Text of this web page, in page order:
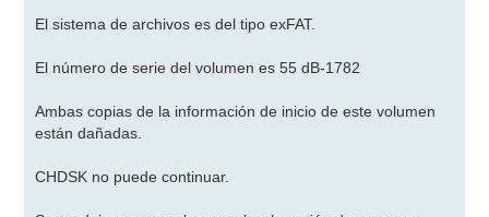
El sistema de archivos es del tipo exFAT.
El número de serie del volumen es 55 dB-1782
Ambas copias de la información de inicio de este volumen
están dañadas.
CHDSK no puede continuar.